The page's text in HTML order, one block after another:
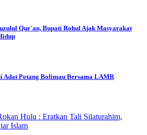
Qur'an, Bupati Rohul Ajak Masyarakat
Adat Potang Bolimau Bersama LAMR